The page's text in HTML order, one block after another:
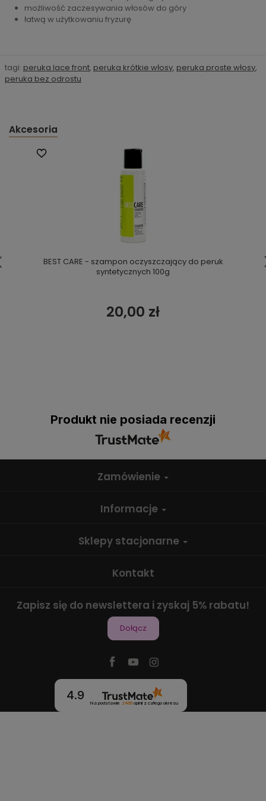
możliwość zaczesywania włosów do góry
łatwą w użytkowaniu fryzurę
tagi: peruka lace front, peruka krótkie włosy, peruka proste włosy,
peruka bez odrostu
Akcesoria
BEST CARE - szampon oczyszczający do peruk
syntetycznych 100g
20,00 zł
Produkt nie posiada recenzji
Zamówienie
Informacje
Sklepy stacjonarne
Kontakt
Zapisz się do newslettera i zyskaj 5% rabatu!
Dołącz
4.9
Na podstawie 2466opinii z całego okresu